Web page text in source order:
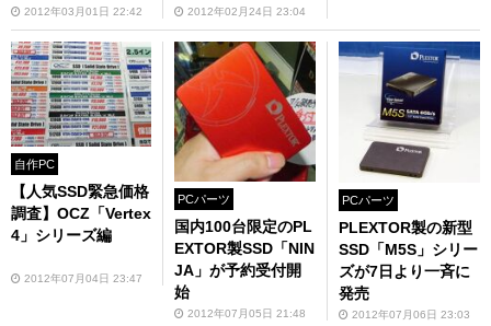
2012年03月01日 22:42 2012年02月24日 23:04
自作PC
【人気SSD緊急価格
調査】OCZ「Vertex
4」シリーズ編
2012年07月04日 23:47
PCパーツ
国内100台限定のPL
EXTOR製SSD「NIN
JA」が予約受付開
始
2012年07月05日 21:48
PCパーツ
PLEXTOR製の新型
SSD「M5S」シリー
ズが7日より一斉に
発売
2012年07月06日 23:03